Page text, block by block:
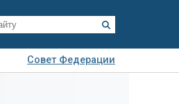
Совет Федерации